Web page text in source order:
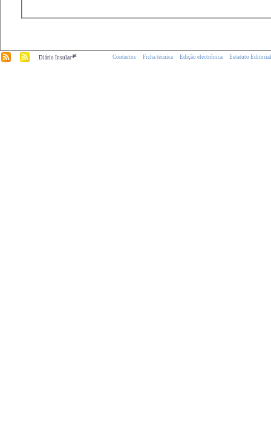
Diário Insular.pt Contactos Ficha técnica Edição electrónica Estatuto Editorial